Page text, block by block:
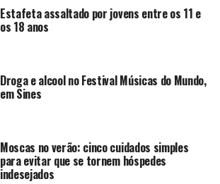
Estafeta assaltado por jovens entre os 11 e
os 18 anos
Droga e alcool no Festival Músicas do Mundo,
em Sines
Moscas no verão: cinco cuidados simples
para evitar que se tornem hóspedes
indesejados